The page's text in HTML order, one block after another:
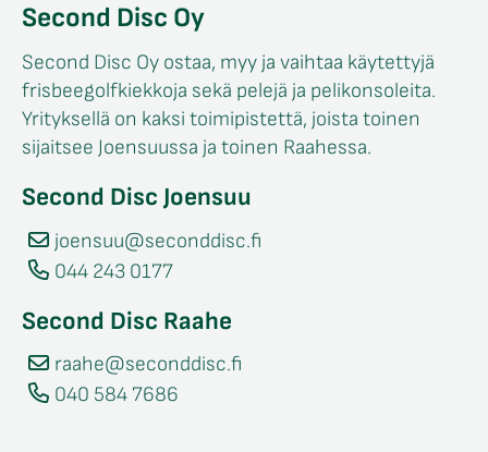
Second Disc Oy
Second Disc Oy ostaa, myy ja vaihtaa käytettyjä
frisbeegolfkiekkoja sekä pelejä ja pelikonsoleita.
Yrityksellä on kaksi toimipistettä, joista toinen
sijaitsee Joensuussa ja toinen Raahessa.
Second Disc Joensuu
joensuu@seconddisc.fi
044 243 0177
Second Disc Raahe
raahe@seconddisc.fi
040 584 7686